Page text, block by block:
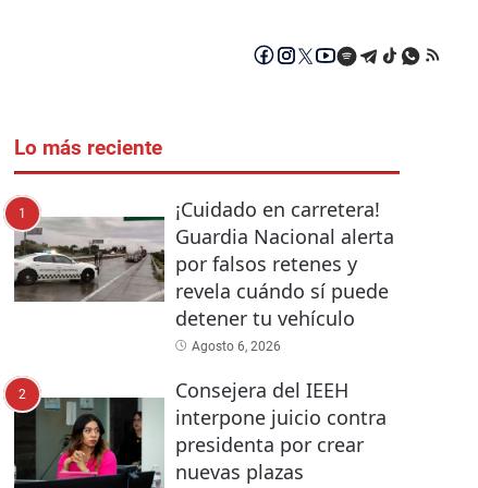
Lo más reciente
1
¡Cuidado en carretera!
Guardia Nacional alerta
por falsos retenes y
revela cuándo sí puede
detener tu vehículo
Agosto 6, 2026
2
Consejera del IEEH
interpone juicio contra
presidenta por crear
nuevas plazas